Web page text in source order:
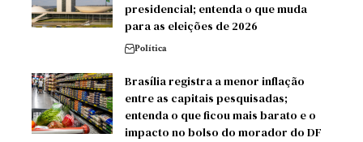
presidencial; entenda o que muda
para as eleições de 2026
Política
Brasília registra a menor inflação
entre as capitais pesquisadas;
entenda o que ficou mais barato e o
impacto no bolso do morador do DF